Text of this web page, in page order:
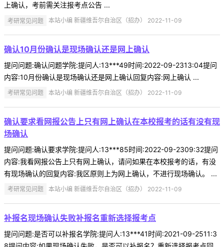
上确认，考前需关注报考点公告 ...
考研常见问题 本站小编 新疆维吾尔自治区（招办） 2022-11-09
确认10月份确认是现场确认还是网上确认
提问问题:确认问题学院:提问人:13***49时间:2022-09-2313:04提问
内容:10月份确认是现场确认还是网上确认回复内容:网上确认 ...
考研常见问题 本站小编 新疆维吾尔自治区（招办） 2022-11-09
确认要求看网报公告上只有网上确认在本校报考的话有没有现
场确认
提问问题:确认要求学院:提问人:13***85时间:2022-09-2309:32提问
内容:我看网报公告上只有网上确认，请问如果在本校报考的话，有没
有现场确认的回复内容:我区原则上为网上确认，不进行现场确认。 ...
考研常见问题 本站小编 新疆维吾尔自治区（招办） 2022-11-09
补报名现场确认失败补报名重新选择报考点
提问问题:是否可以补报名学院:提问人:13***41时间:2021-09-2511:3